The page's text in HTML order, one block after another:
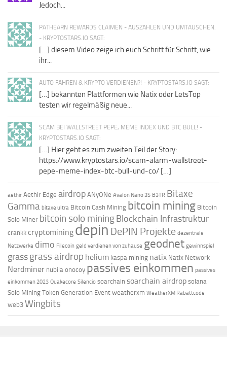
Jedoch...
PATHEARN REWARDS CLAIMEN - AUSZAHLEN UND UMTAUSCHEN.
- KRYPTOSTARS.IO SAGT:
[…] diesem Video zeige ich euch Schritt für Schritt, wie
ihr...
AUTO FAHREN & KRYPTO VERDIENEN?! - KRYPTOSTARS.IO SAGT:
[…] bekannten Plattformen wie Natix oder LetsTop
testen wir regelmäßig neue...
SCAM BEI WALLSTREET PEPE, MEME INDEX UND BTC BULL! -
KRYPTOSTARS.IO SAGT:
[…] Hier geht es zum zweiten Teil der Story:
https://www.kryptostars.io/scam-alarm-wallstreet-
pepe-meme-index-btc-bull-und-co/ […]
aethir Aethir Edge airdrop ANyONe Avalon Nano 3S B3TR Bitaxe
Gamma bitaxe ultra Bitcoin Cash Mining bitcoin mining Bitcoin
Solo Miner bitcoin solo mining Blockchain Infrastruktur
crankk cryptomining depin DePIN Projekte dezentrale
Netzwerke dimo Filecoin geld verdienen von zuhause geodnet gewinnspiel
grass grass airdrop helium kaspa mining natix Natix Network
Nerdminer nubila onocoy passives einkommen passives
einkommen 2023 Quakecore Silencio soarchain soarchain airdrop solana
Solo Mining Token Generation Event weatherxm WeatherXM Rabattcode
web3 Wingbits